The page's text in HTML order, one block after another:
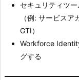
セキュリティツ
（例: サービス
GTI）
Workforce
グする